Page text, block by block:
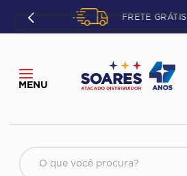
FRETE GRÁTIS
O que você procura?